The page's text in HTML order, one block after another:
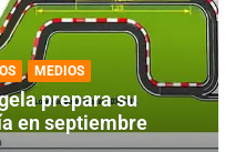
MEDIOS
prepara su
en septiembre